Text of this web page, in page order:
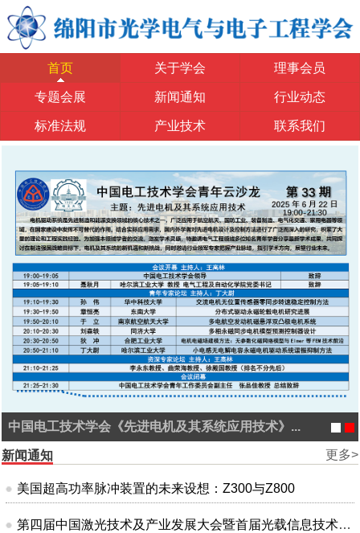
首页 关于学会 理事会员
专题会展 新闻通知 行业动态
标准法规 产业技术 联系我们
中国电工技术学会《先进电机及其系统应用技术》...
更多>
新闻通知
美国超高功率脉冲装置的未来设想：Z300与Z800
第四届中国激光技术及产业发展大会暨首届光载信息技术大会